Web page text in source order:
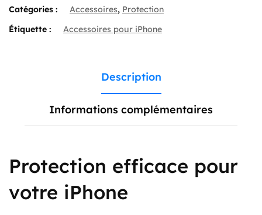
Catégories :
Accessoires, Protection
Étiquette :
Accessoires pour iPhone
Description
Informations complémentaires
Protection efficace pour
votre iPhone